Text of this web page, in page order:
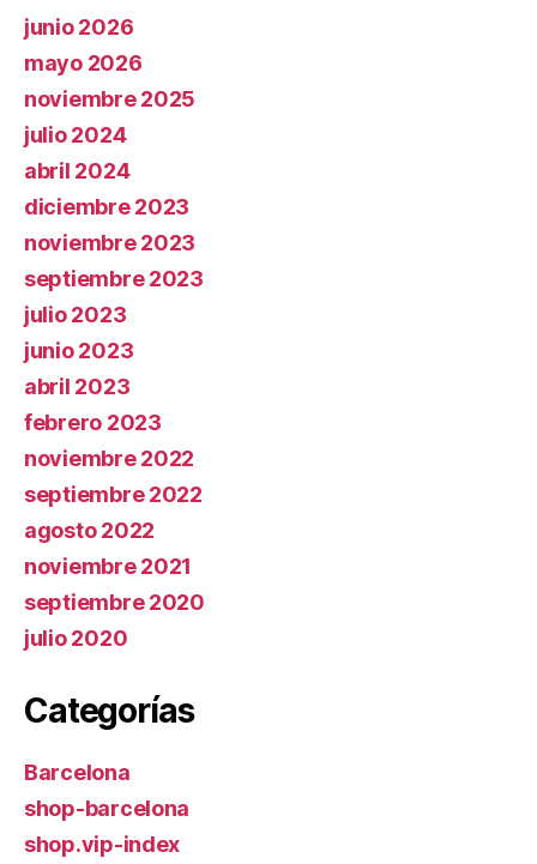
junio 2026
mayo 2026
noviembre 2025
julio 2024
abril 2024
diciembre 2023
noviembre 2023
septiembre 2023
julio 2023
junio 2023
abril 2023
febrero 2023
noviembre 2022
septiembre 2022
agosto 2022
noviembre 2021
septiembre 2020
julio 2020
Categorías
Barcelona
shop-barcelona
shop.vip-index